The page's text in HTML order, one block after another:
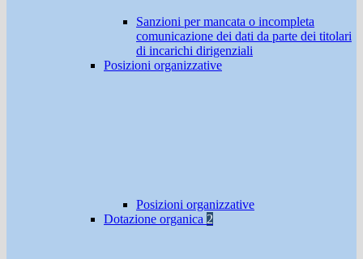
Sanzioni per mancata o incompleta
comunicazione dei dati da parte dei titolari
di incarichi dirigenziali
Posizioni organizzative
Posizioni organizzative
Dotazione organica 2